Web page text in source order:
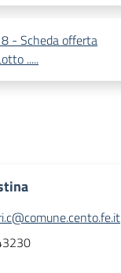
- Scheda offerta
.....